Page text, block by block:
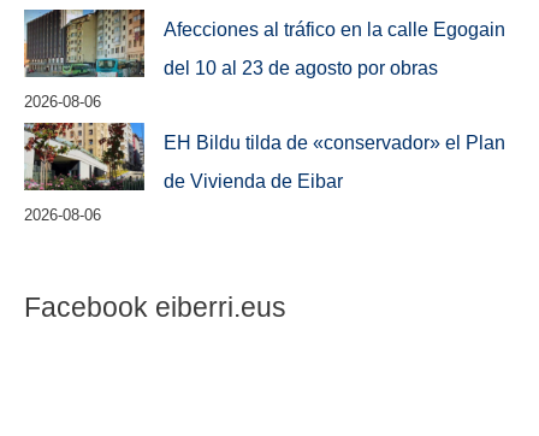
Afecciones al tráfico en la calle Egogain
del 10 al 23 de agosto por obras
2026-08-06
EH Bildu tilda de «conservador» el Plan
de Vivienda de Eibar
2026-08-06
Facebook eiberri.eus